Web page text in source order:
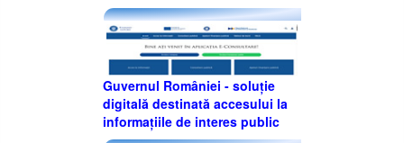
Guvernul României - soluție
digitală destinată accesului la
informațiile de interes public